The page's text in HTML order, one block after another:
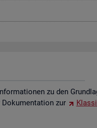
zu den
Do­ku­men­ta­ti­on zur